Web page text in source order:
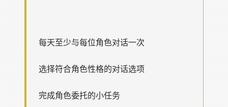
每天至少与每位角色对话一次
选择符合角色性格的对话选项
完成角色委托的小任务